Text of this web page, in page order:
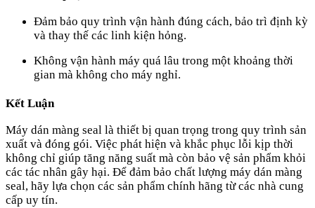
Đảm bảo quy trình vận hành đúng cách, bảo trì định kỳ
và thay thế các linh kiện hỏng.
Không vận hành máy quá lâu trong một khoảng thời
gian mà không cho máy nghỉ.
Kết Luận
Máy dán màng seal là thiết bị quan trọng trong quy trình sản
xuất và đóng gói. Việc phát hiện và khắc phục lỗi kịp thời
không chỉ giúp tăng năng suất mà còn bảo vệ sản phẩm khỏi
các tác nhân gây hại. Để đảm bảo chất lượng máy dán màng
seal, hãy lựa chọn các sản phẩm chính hãng từ các nhà cung
cấp uy tín.